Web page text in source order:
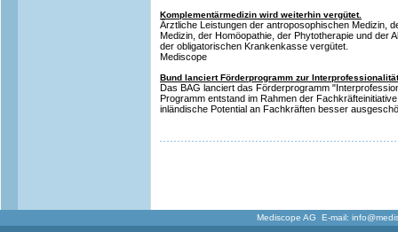
Komplementärmedizin wird weiterhin vergütet.
Ärztliche Leistungen der antroposophischen Medizin,
Medizin, der Homöopathie, der Phytotherapie und der
der obligatorischen Krankenkasse vergütet.
Mediscope
Bund lanciert Förderprogramm zur
Das BAG lanciert das Förderprogramm
Programm entstand im Rahmen der
inländische Potential an Fachkräften besser
Mediscope AG E-mail: